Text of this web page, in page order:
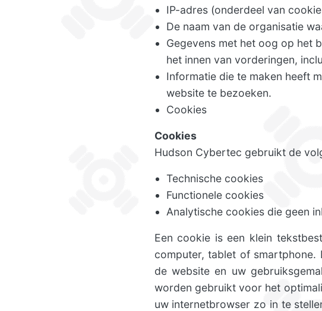
IP-adres (onderdeel van
De naam van de organisatie
Gegevens met het oog op het
het innen van vorderingen,
Informatie die te maken heeft
website te bezoeken.
Cookies
Cookies
Hudson Cybertec gebruikt de
Technische cookies
Functionele cookies
Analytische cookies die geen
Een cookie is een klein
computer, tablet of
de website en uw
worden gebruikt voor het
uw internetbrowser zo in te